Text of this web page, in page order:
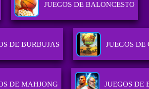
JUEGOS DE BALONCESTO
DE BURBUJAS JUEGOS DE
DE MAHJONG JUEGOS DE